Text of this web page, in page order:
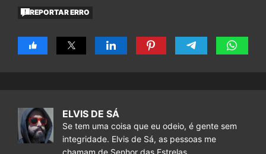
REPORTAR ERRO
ELVIS DE SÁ
Se tem uma coisa que eu odeio, é gente sem
integridade. Elvis de Sá, as pessoas me
chamam de Senhor das Estrelas.